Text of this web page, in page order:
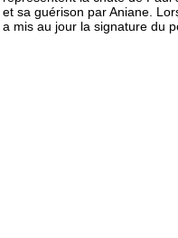
et sa guérison par Aniane.
a mis au jour la signature du